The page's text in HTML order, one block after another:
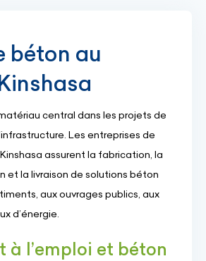
béton au
central dans les projets de
Les entreprises de
assurent la fabrication, la
et la livraison de solutions béton
aux ouvrages publics, aux
d’énergie.
à l’emploi et béton